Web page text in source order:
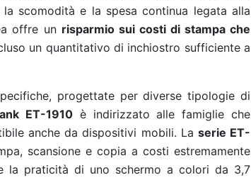
scomodità e la spesa continua legata alla
offre un risparmio sui costi di stampa che
un quantitativo di inchiostro sufficiente a
progettate per diverse tipologie di
ET-1910è indirizzato alle famiglie che
anche da dispositivi mobili. La serie ET-
scansione e copia a costi estremamente
la praticità di uno schermo a colori da 3,7